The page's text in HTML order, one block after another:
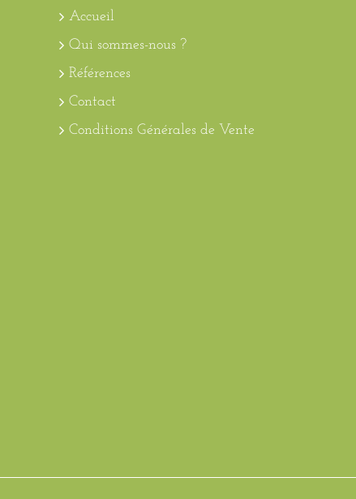
Accueil
Qui sommes-nous ?
Références
Contact
Conditions Générales de Vente